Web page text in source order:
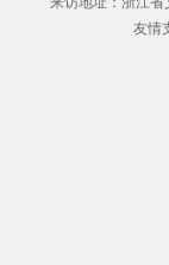
友情